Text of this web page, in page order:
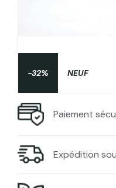
-32% NEUF
Paiement
Expédition